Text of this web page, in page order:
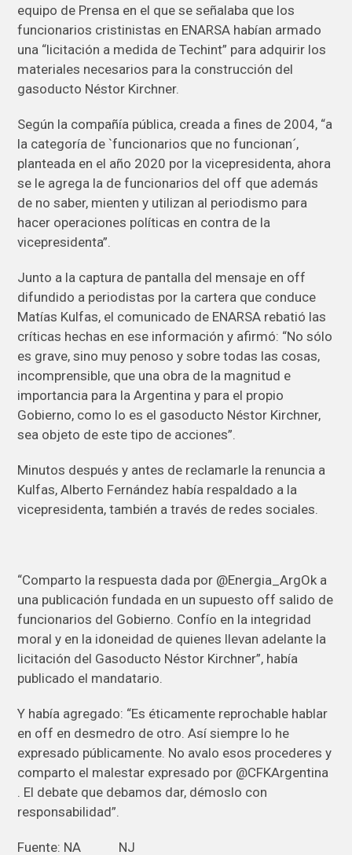
equipo de Prensa en el que se señalaba que los
funcionarios cristinistas en ENARSA habían armado
una “licitación a medida de Techint” para adquirir los
materiales necesarios para la construcción del
gasoducto Néstor Kirchner.
Según la compañía pública, creada a fines de 2004, “a
la categoría de `funcionarios que no funcionan´,
planteada en el año 2020 por la vicepresidenta, ahora
se le agrega la de funcionarios del off que además
de no saber, mienten y utilizan al periodismo para
hacer operaciones políticas en contra de la
vicepresidenta”.
Junto a la captura de pantalla del mensaje en off
difundido a periodistas por la cartera que conduce
Matías Kulfas, el comunicado de ENARSA rebatió las
críticas hechas en ese información y afirmó: “No sólo
es grave, sino muy penoso y sobre todas las cosas,
incomprensible, que una obra de la magnitud e
importancia para la Argentina y para el propio
Gobierno, como lo es el gasoducto Néstor Kirchner,
sea objeto de este tipo de acciones”.
Minutos después y antes de reclamarle la renuncia a
Kulfas, Alberto Fernández había respaldado a la
vicepresidenta, también a través de redes sociales.
“Comparto la respuesta dada por @Energia_ArgOk a
una publicación fundada en un supuesto off salido de
funcionarios del Gobierno. Confío en la integridad
moral y en la idoneidad de quienes llevan adelante la
licitación del Gasoducto Néstor Kirchner”, había
publicado el mandatario.
Y había agregado: “Es éticamente reprochable hablar
en off en desmedro de otro. Así siempre lo he
expresado públicamente. No avalo esos procederes y
comparto el malestar expresado por @CFKArgentina
. El debate que debamos dar, démoslo con
responsabilidad”.
Fuente: NA NJ